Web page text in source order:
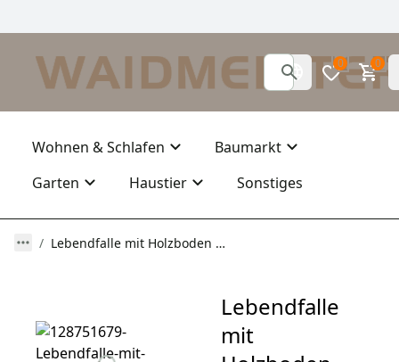
0 0
Wohnen & Schlafen
Baumarkt
Garten
Haustier Sonstiges
Lebendfalle mit Holzboden 116x30x28cm von Waidmeister mit 2 Eingängen
Lebendfalle
mit